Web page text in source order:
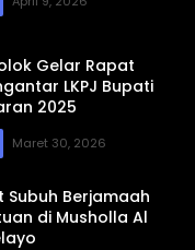
Gelar Rapat
LKPJ Bupati
2025
Maret 30, 2026
Subuh Berjamaah
di Musholla Al